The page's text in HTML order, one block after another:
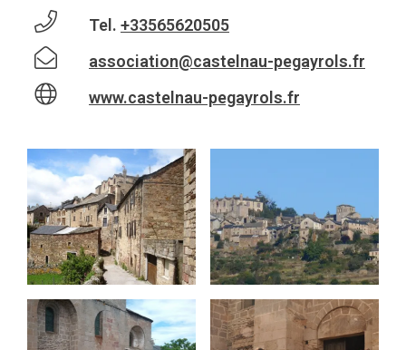
Tel. +33565620505
association@castelnau-pegayrols.fr
www.castelnau-pegayrols.fr